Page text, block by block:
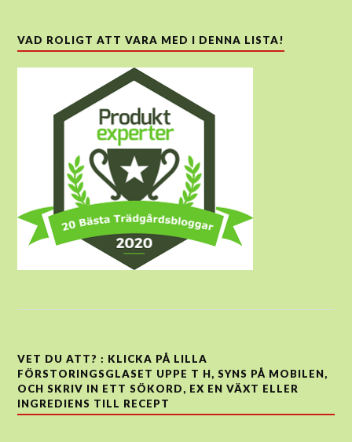
VAD ROLIGT ATT VARA MED I DENNA LISTA!
VET DU ATT? : KLICKA PÅ LILLA
FÖRSTORINGSGLASET UPPE T H, SYNS PÅ MOBILEN,
OCH SKRIV IN ETT SÖKORD, EX EN VÄXT ELLER
INGREDIENS TILL RECEPT